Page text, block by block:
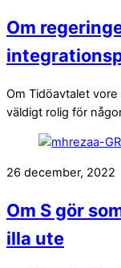
Om
Om Tidöavtalet
väldigt rolig för
26 december, 2022
Om S gör
illa ute